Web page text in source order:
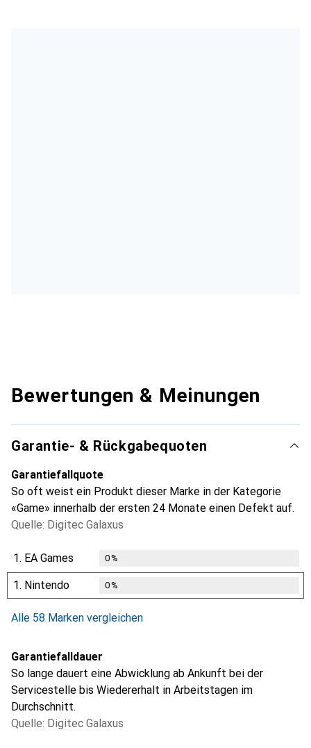
Bewertungen & Meinungen
Garantie- & Rückgabequoten
Garantiefallquote
So oft weist ein Produkt dieser Marke in der Kategorie
«Game» innerhalb der ersten 24 Monate einen Defekt auf.
Quelle: Digitec Galaxus
1. EA Games 0%
1. Nintendo 0%
Alle 58 Marken vergleichen
Garantiefalldauer
So lange dauert eine Abwicklung ab Ankunft bei der
Servicestelle bis Wiedererhalt in Arbeitstagen im
Durchschnitt.
Quelle: Digitec Galaxus